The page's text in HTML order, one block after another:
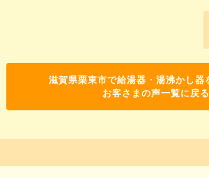
滋賀県栗東市で給湯器・湯沸かし器
お客さまの声一覧に戻る